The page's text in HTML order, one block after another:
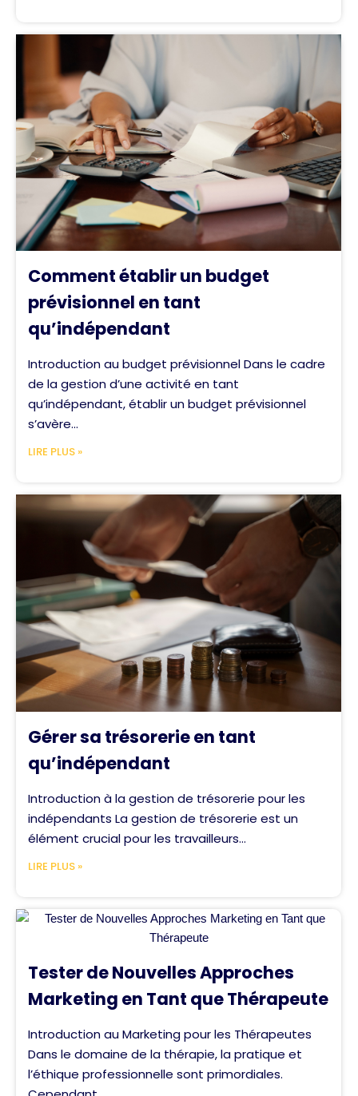
Comment établir un budget
prévisionnel en tant
qu’indépendant
Introduction au budget prévisionnel Dans le cadre
de la gestion d’une activité en tant
qu’indépendant, établir un budget prévisionnel
s’avère...
LIRE PLUS »
Gérer sa trésorerie en tant
qu’indépendant
Introduction à la gestion de trésorerie pour les
indépendants La gestion de trésorerie est un
élément crucial pour les travailleurs...
LIRE PLUS »
Tester de Nouvelles Approches
Marketing en Tant que Thérapeute
Introduction au Marketing pour les Thérapeutes
Dans le domaine de la thérapie, la pratique et
l’éthique professionnelle sont primordiales.